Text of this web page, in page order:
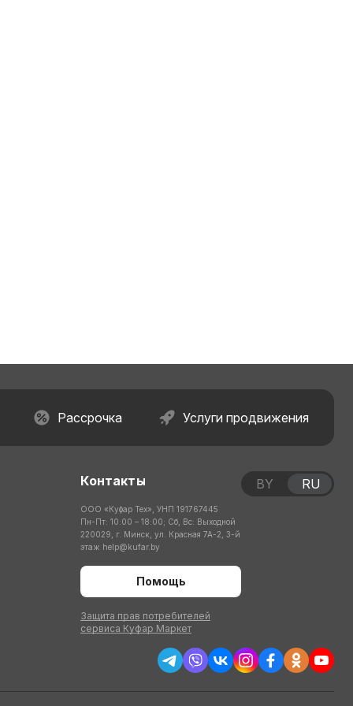
Рассрочка Услуги продвижения
Контакты
ООО «Куфар Тех», УНП 191767445
Пн-Пт: 10:00 – 18:00; Сб, Вс: Выходной
220029, г. Минск, ул. Красная 7А-2, 3-й
этаж help@kufar.by
Помощь
Защита прав потребителей
сервиса Куфар Маркет
BY RU